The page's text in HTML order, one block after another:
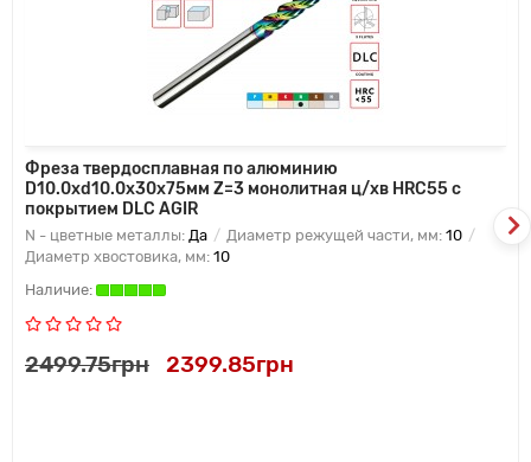
Фреза твердосплавная по алюминию
D10.0xd10.0x30x75мм Z=3 монолитная ц/хв HRC55 с
покрытием DLC AGIR
N - цветные металлы: Да Диаметр режущей части, мм: 10
Диаметр хвостовика, мм: 10
2499.75грн 2399.85грн